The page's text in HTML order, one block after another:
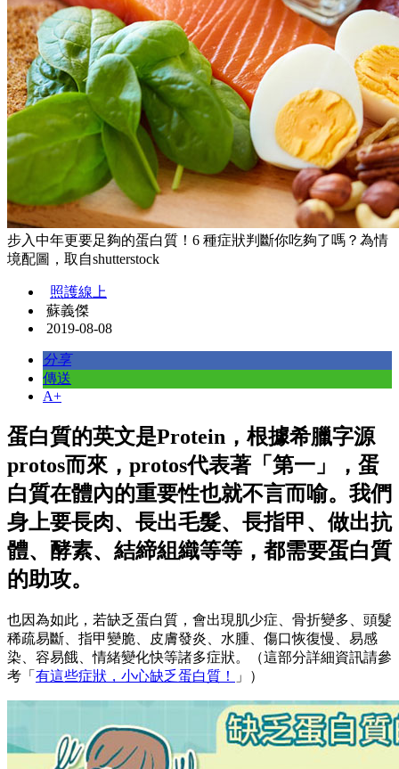
步入中年更要足夠的蛋白質！6 種症狀判斷你吃夠了嗎？為情
境配圖，取自shutterstock
照護線上
蘇義傑
2019-08-08
分享
傳送
A+
蛋白質的英文是Protein，根據希臘字源
protos而來，protos代表著「第一」，蛋
白質在體內的重要性也就不言而喻。我們
身上要長肉、長出毛髮、長指甲、做出抗
體、酵素、結締組織等等，都需要蛋白質
的助攻。
也因為如此，若缺乏蛋白質，會出現肌少症、骨折變多、頭髮
稀疏易斷、指甲變脆、皮膚發炎、水腫、傷口恢復慢、易感
染、容易餓、情緒變化快等諸多症狀。（這部分詳細資訊請參
考「 有這些症狀，小心缺乏蛋白質！ 」）